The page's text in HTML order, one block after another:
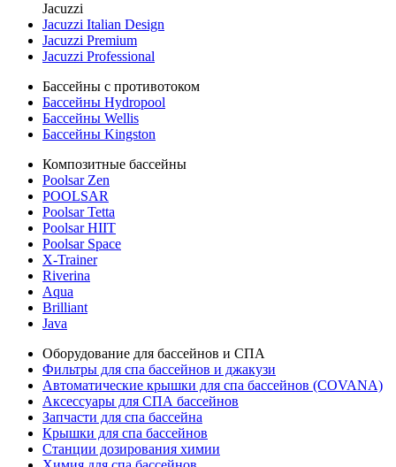
Jacuzzi
Jacuzzi Italian Design
Jacuzzi Premium
Jacuzzi Professional
Бассейны с противотоком
Бассейны Hydropool
Бассейны Wellis
Бассейны Kingston
Композитные бассейны
Poolsar Zen
POOLSAR
Poolsar Tetta
Poolsar HIIT
Poolsar Space
X-Trainer
Riverina
Aqua
Brilliant
Java
Оборудование для бассейнов и СПА
Фильтры для спа бассейнов и джакузи
Автоматические крышки для спа бассейнов (COVANA)
Аксессуары для СПА бассейнов
Запчасти для спа бассейна
Крышки для спа бассейнов
Станции дозирования химии